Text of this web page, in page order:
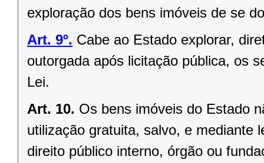
exploração dos bens imóveis de se
Art. 9º. Cabe ao Estado explorar,
outorgada após licitação pública, os
Lei.
Art. 10. Os bens imóveis do Estado
utilização gratuita, salvo, e mediante
direito público interno, órgão ou